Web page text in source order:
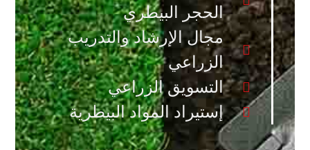
الحجر البيطري
مجال الإرشاد والتدريب
الزراعي
التسويق الزراعي
إستيراد المواد البيطرية